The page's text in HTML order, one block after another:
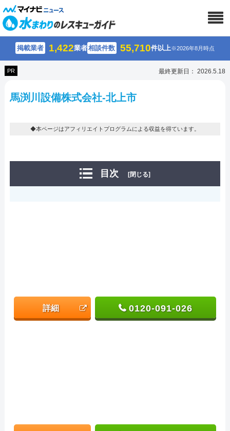
掲載業者 1,422業者相談件数 55,710件以上※2026年8月時点
PR 最終更新日： 2026.5.18
馬渕川設備株式会社-北上市
◆本ページはアフィリエイトプログラムによる収益を得ています。
目次 [閉じる]
詳細 0120-091-026